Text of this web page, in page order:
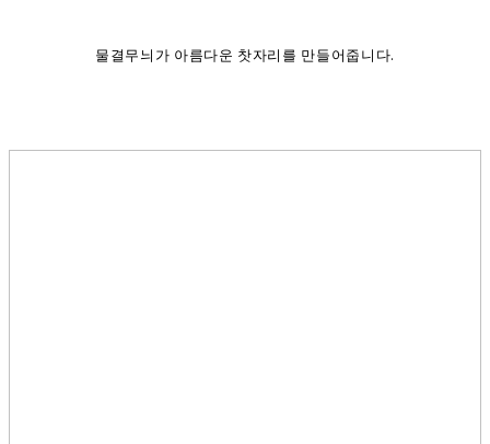
물결무늬가 아름다운 찻자리를 만들어줍니다.